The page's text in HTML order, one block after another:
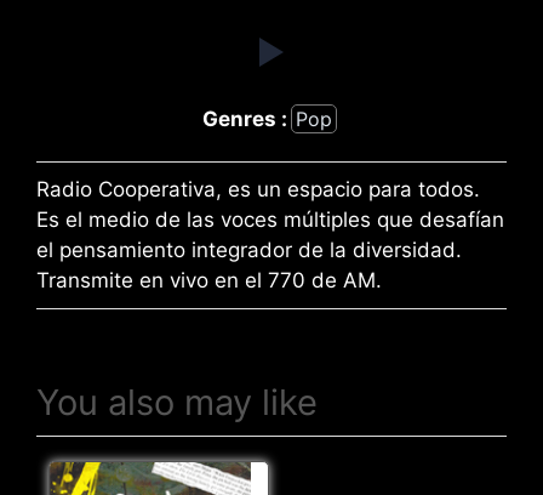
Genres : Pop
Radio Cooperativa, es un espacio para todos.
Es el medio de las voces múltiples que desafían
el pensamiento integrador de la diversidad.
Transmite en vivo en el 770 de AM.
You also may like